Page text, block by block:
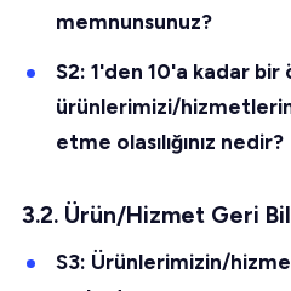
memnunsunuz?
S2: 1'den 10'a kadar
ürünlerimizi/
etme olasılığınız nedir?
3.2. Ürün/Hizmet Geri
S3: Ürünlerimizin/